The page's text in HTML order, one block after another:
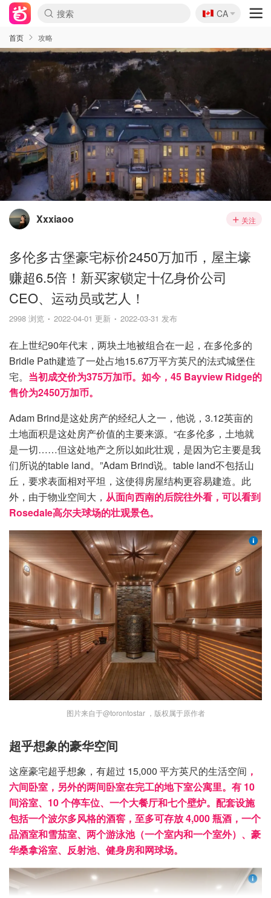
🇨🇦
CA
首页 攻略
Xxxiaoo 关注
多伦多古堡豪宅标价2450万加币，屋主壕
赚超6.5倍！新买家锁定十亿身价公司
CEO、运动员或艺人！
2998 浏览 2022-04-01 更新 2022-03-31 发布
在上世纪90年代末，两块土地被组合在一起，在多伦多的
Bridle Path建造了一处占地15.67万平方英尺的法式城堡住
宅。 当初成交价为375万加币。如今，45 Bayview Ridge的
售价为2450万加币。
Adam Brind是这处房产的经纪人之一，他说，3.12英亩的
土地面积是这处房产价值的主要来源。“在多伦多，土地就
是一切……但这处地产之所以如此壮观，是因为它主要是我
们所说的table land。”Adam Brind说。table land不包括山
丘，要求表面相对平坦，这使得房屋结构更容易建造。此
外，由于物业空间大， 从面向西南的后院往外看，可以看到
Rosedale高尔夫球场的壮观景色。
图片来自于@torontostar ，版权属于原作者
超乎想象的豪华空间
这座豪宅超乎想象，有超过 15,000 平方英尺的生活空间 ，
六间卧室，另外的两间卧室在完工的地下室公寓里。有 10
间浴室、10 个停车位、一个大餐厅和七个壁炉。配套设施
包括一个波尔多风格的酒窖，至多可存放 4,000 瓶酒，一个
品酒室和雪茄室、两个游泳池（一个室内和一个室外）、豪
华桑拿浴室、反射池、健身房和网球场。